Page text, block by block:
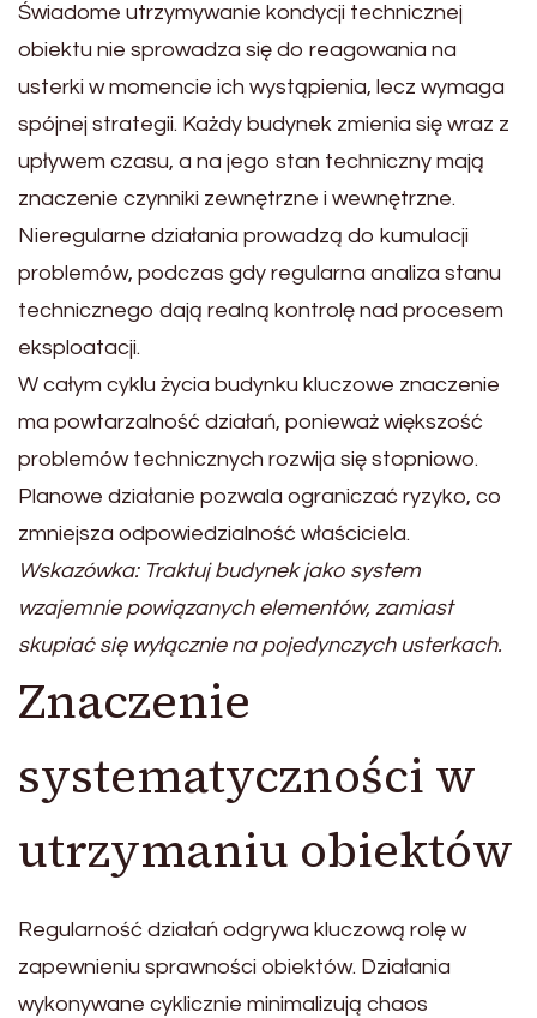
Świadome utrzymywanie kondycji technicznej
obiektu nie sprowadza się do reagowania na
usterki w momencie ich wystąpienia, lecz wymaga
spójnej strategii. Każdy budynek zmienia się wraz z
upływem czasu, a na jego stan techniczny mają
znaczenie czynniki zewnętrzne i wewnętrzne.
Nieregularne działania prowadzą do kumulacji
problemów, podczas gdy regularna analiza stanu
technicznego dają realną kontrolę nad procesem
eksploatacji.
W całym cyklu życia budynku kluczowe znaczenie
ma powtarzalność działań, ponieważ większość
problemów technicznych rozwija się stopniowo.
Planowe działanie pozwala ograniczać ryzyko, co
zmniejsza odpowiedzialność właściciela.
Wskazówka: Traktuj budynek jako system
wzajemnie powiązanych elementów, zamiast
skupiać się wyłącznie na pojedynczych usterkach.
Znaczenie
systematyczności w
utrzymaniu obiektów
Regularność działań odgrywa kluczową rolę w
zapewnieniu sprawności obiektów. Działania
wykonywane cyklicznie minimalizują chaos